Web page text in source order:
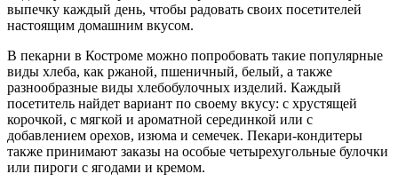
выпечку каждый день, чтобы радовать своих посетителей
настоящим домашним вкусом.
В пекарни в Костроме можно попробовать такие популярные
виды хлеба, как ржаной, пшеничный, белый, а также
разнообразные виды хлебобулочных изделий. Каждый
посетитель найдет вариант по своему вкусу: с хрустящей
корочкой, с мягкой и ароматной серединкой или с
добавлением орехов, изюма и семечек. Пекари-кондитеры
также принимают заказы на особые четырехугольные булочки
или пироги с ягодами и кремом.